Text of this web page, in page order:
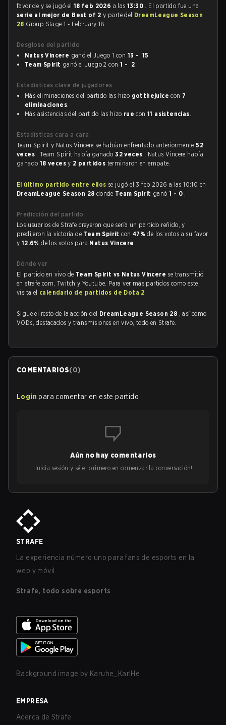
favor de y se jugó el 18 feb 2026 a las13:30 . El partido fue una
serie al mejor de Best of 2y parte del DreamLeague Season
28 Group Stage 1 - February 18.
Desglose del partido
Natus Vincere ganó el Juego 1 con 13 - 15
Team Spirit ganó el Juego 2 con 1 - 2
Estadísticas clave de jugadores
Más eliminaciones del partido las hizo gotthejuice con 7
eliminaciones.
Más asistencias del partido las hizo rue con11 asistencias.
Estadísticas cara a cara
Team Spirit y Natus Vincere se habían enfrentado anteriormente52
veces . Team Spirit había ganado32 veces , Natus Vincere había
ganado 18 vecesy 2 partidos terminaron en empate.
El último partido entre ellos se jugó el 3 feb 2026 a las 10:10 en
DreamLeague Season 28 donde Team Spirit ganó1 - 0 .
Predicción del partido
Los usuarios de Strafe creyeron que sería un partido reñido, y
predijeron la victoria de Team Spiritcon 47%de los votos a su favor
y 12.6%de los votos para Natus Vincere .
Dónde ver
El partido en vivo de Team Spirit vs Natus Vincere se transmitió
en strafe.com, Twitch y Youtube. Para ver más partidos como este,
visita el calendario de partidos de Dota 2 .
Sigue el resto de la acción del DreamLeague Season 28 , así como
VODs, destacados y transmisiones en vivo, todo en Strafe.
COMENTARIOS(0)
Login para comentar en este partido
Aún no hay comentarios
¡Inicia sesión y sé el primero en comenzar la conversación!
STRAFE
La experiencia número uno para fans de esports en la
web y móvil.
Strafe, todo sobre esports
Background image by Karuhe_KarlHe
EMPRESA
Acerca de Strafe